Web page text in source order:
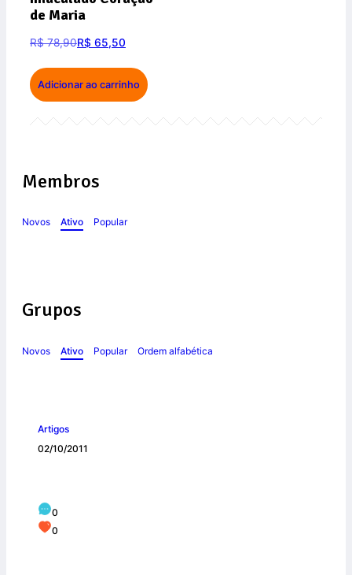
de Maria
R$78,90R$ 65,50
Adicionar ao carrinho
Membros
Novos Ativo Popular
Grupos
Novos Ativo Popular Ordem alfabética
Artigos
02/10/2011
0
0